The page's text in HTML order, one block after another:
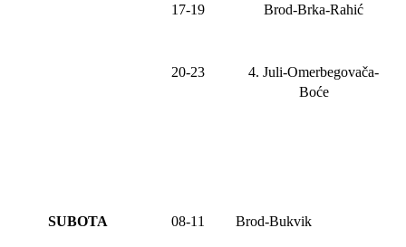
17-19 Brod-Brka-Rahić
20-23 4. Juli-Omerbegovača-
Boće
SUBOTA 08-1 1 Brod-Bukvik